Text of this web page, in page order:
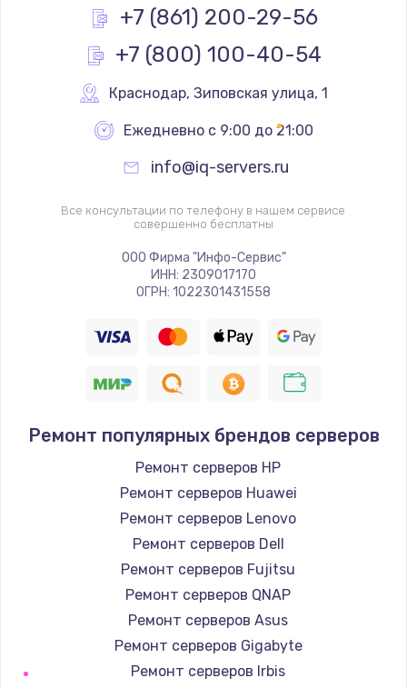
Заказать
Замена реле
Замена термопредохранителя
700 руб.
Заказать
Замена ТЭНа
2500 руб.
1400 руб.
Замена / ремонт электронного модуля
управления
600 руб.
Заказать
Замена конфорки
1100 руб.
Заказать
Замена платы сенсора
+7 (861) 200-29-56
+7 (800) 100-40-54
Краснодар, Зиповская улица, 1
Ежедневно с 9:00 до 21:00
info@iq-servers.ru
Все консультации по телефону в нашем сервисе
совершенно бесплатны
ООО Фирма "Инфо-Сервис"
ИНН: 2309017170
ОГРН: 1022301431558
Ремонт популярных брендов серверов
Ремонт серверов HP
Ремонт серверов Huawei
Ремонт серверов Lenovo
Ремонт серверов Dell
Ремонт серверов Fujitsu
Ремонт серверов QNAP
Ремонт серверов Asus
Ремонт серверов Gigabyte
Ремонт серверов Irbis